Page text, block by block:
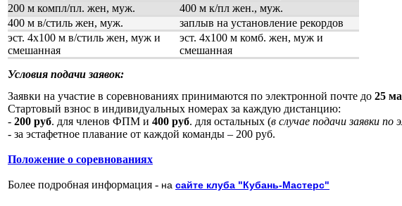
200 м компл/пл. жен, муж.
400 м к/пл жен., муж.
400 м в/стиль жен, муж.
заплыв на установление рекордов
эст. 4х100 м в/стиль жен, муж и
смешанная
эст. 4х100 м комб. жен, муж и
смешанная
Условия подачи заявок:
Заявки на участие в соревнованиях принимаются по электронной почте до 25
Стартовый взнос в индивидуальных номерах за каждую дистанцию:
- 200 руб. для членов ФПМ и 400 руб. для остальных (в случае подачи заявки
- за эстафетное плавание от каждой команды – 200 руб.
Положение о соревнованиях
Более подробная информация - на сайте клуба "Кубань-Мастерс"